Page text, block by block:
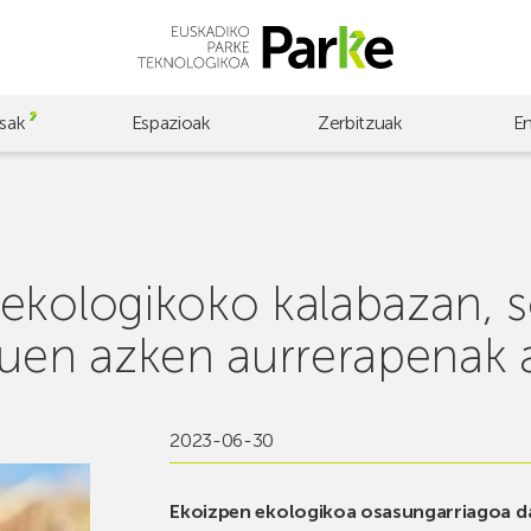
Espazioak Zerbitzuak
kalabazan,
azken aurrerapenak
2023-06-30
Ekoizpen ekologikoa osasungarriagoa